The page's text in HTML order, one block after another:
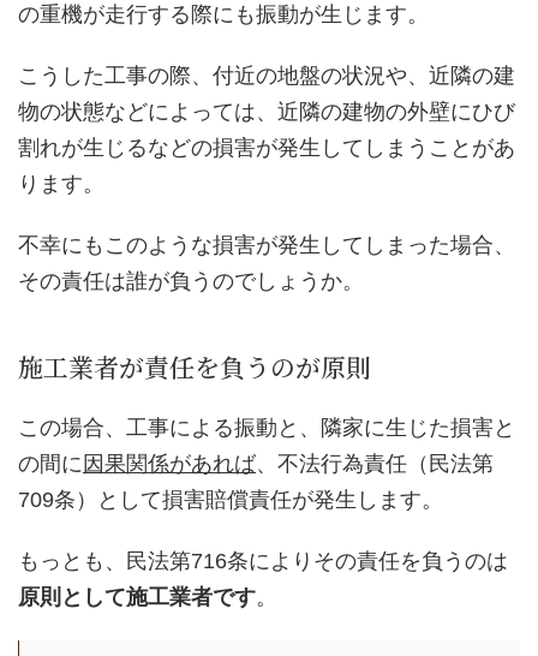
の重機が走行する際にも振動が生じます。
こうした工事の際、付近の地盤の状況や、近隣の建
物の状態などによっては、近隣の建物の外壁にひび
割れが生じるなどの損害が発生してしまうことがあ
ります。
不幸にもこのような損害が発生してしまった場合、
その責任は誰が負うのでしょうか。
施工業者が責任を負うのが原則
この場合、工事による振動と、隣家に生じた損害と
の間に 因果関係があれば、不法行為責任（民法第
709条）として損害賠償責任が発生します。
もっとも、民法第716条によりその責任を負うのは
原則として施工業者です。